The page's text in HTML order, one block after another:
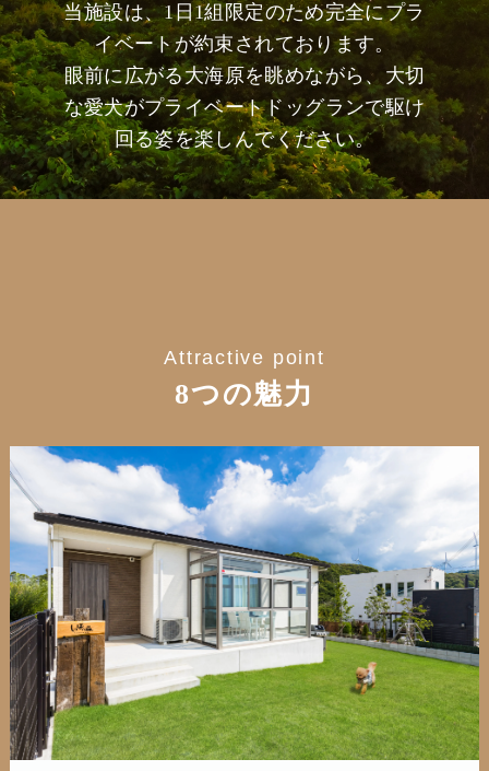
当施設は、1日1組限定のため完全にプラ
イベートが約束されております。
眼前に広がる大海原を眺めながら、大切
な愛犬がプライベートドッグランで駆け
回る姿を楽しんでください。
Attractive point
8つの魅力